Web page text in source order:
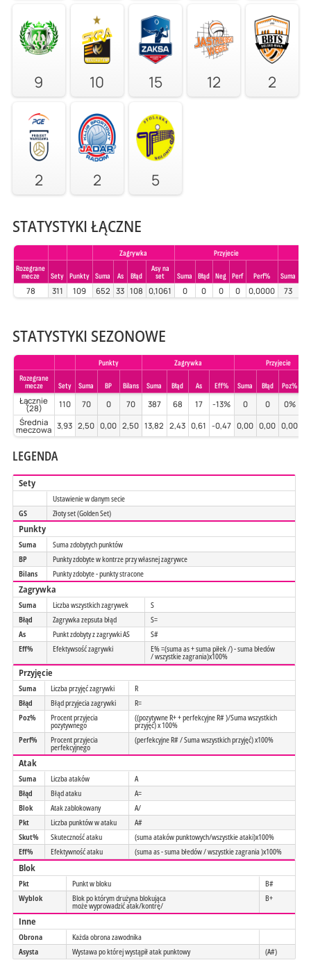
9 10 15 12 2
2 2 5
STATYSTYKI ŁĄCZNE
Zagrywka
Przyjecie
Rozegrane
mecze
Sety Punkty Suma As Błąd
Asy na
set
Suma Błąd Neg Perf Perf% Suma
78 311 109 652 33 108 0,1061 0 0 0 0 0,0000 73
STATYSTYKI SEZONOWE
Punkty Zagrywka
Przyjecie
Rozegrane
mecze
Sety Suma BP Bilans Suma Błąd As Eff% Suma Błąd Poz%
Łącznie
(28) 110 70 0 70 387 68 17 -13% 0 0 0%
Średnia
meczowa 3,93 2,50 0,00 2,50 13,82 2,43 0,61 -0,47 0,00 0,00 0,00
LEGENDA
Sety
Ustawienie w danym secie
GS
Złoty set (Golden Set)
Punkty
Suma
Suma zdobytych punktów
BP
Punkty zdobyte w kontrze przy własnej zagrywce
Bilans
Punkty zdobyte - punkty stracone
Zagrywka
Suma Liczba wszystkich zagrywek
S
Błąd
Zagrywka zepsuta błąd
S=
As
Punkt zdobyty z zagrywki AS
S#
Eff%
Efektywsość zagrywki E% =(suma as + suma piłek /) - suma błedów
/ wszystkie zagrania)x100%
Przyjęcie
Suma Liczba przyjęć zagrywki
R
Błąd
Błąd przyjecia zagrywki
R=
Poz%
Procent przyjecia
pozytywnego
((pozytywne R+ + perfekcyjne R# )/Suma wszystkich
przyjęć) x 100%
Perf%
Procent przyjecia
perfekcyjnego
(perfekcyjne R# / Suma wszystkich przyjęć) x100%
Atak
Suma Liczba ataków
A
Błąd
Błąd ataku
A=
Blok
Atak zablokowany
A/
Pkt
Liczba punktów w ataku
A#
Skut%
Skuteczność ataku
(suma ataków punktowych/wszystkie ataki)x100%
Eff%
Efektywność ataku (suma as - suma błedów / wszystkie zagrania )x100%
Blok
Pkt Punkt w bloku
B#
Wyblok
Blok po którym drużyna blokująca
może wyprowadzić atak/kontrę/
B+
Inne
Obrona
Każda obrona zawodnika
Asysta
Wystawa po której wystąpił atak punktowy (A#)